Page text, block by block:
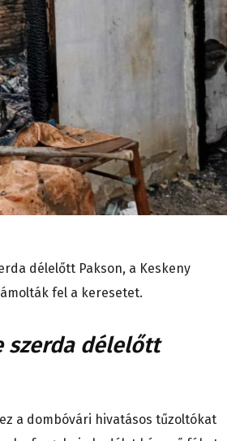
délelőtt Pakson, a Keskeny
fel a keresetet.
szerda délelőtt
a dombóvári hivatásos tűzoltókat